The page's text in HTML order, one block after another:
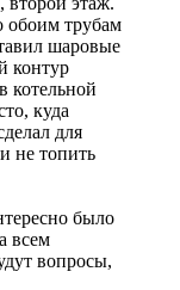
обоим трубам
шаровые
контур
котельной
куда
для
не топить
было
всем
вопросы,